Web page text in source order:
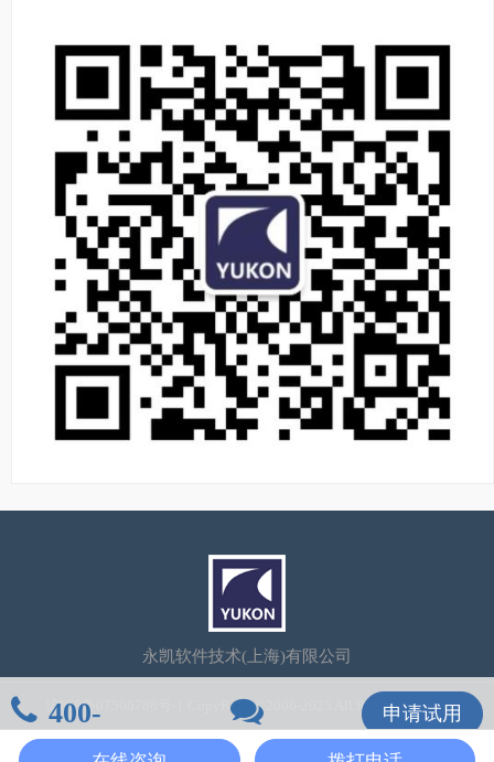
400-
申请试用
永凯软件技术(上海)有限公司
沪ICP备07506786号-1 CopyRight©2006-2025 All Rights Reserved